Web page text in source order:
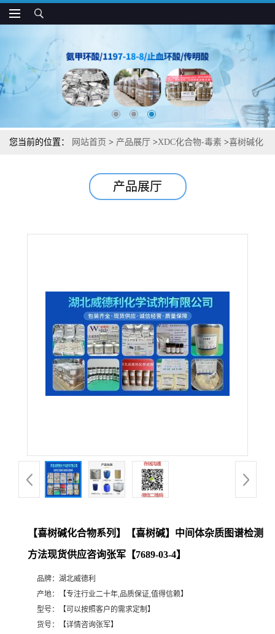
您当前的位置： 网站首页 > 产品展厅 >XDC化合物-毒素 >喜树碱化
货供应咨询张军【7689-03-4】产品展厅
【喜树碱化合物系列】【喜树碱】中间体杂质图谱检测
方法现货供应咨询张军【7689-03-4】
品牌： 湖北威德利
产地：
【专注行业二十年,品质保证,值得信赖】
型号：
【可以按照客户的需求定制】
货号：
【详情咨询张军】